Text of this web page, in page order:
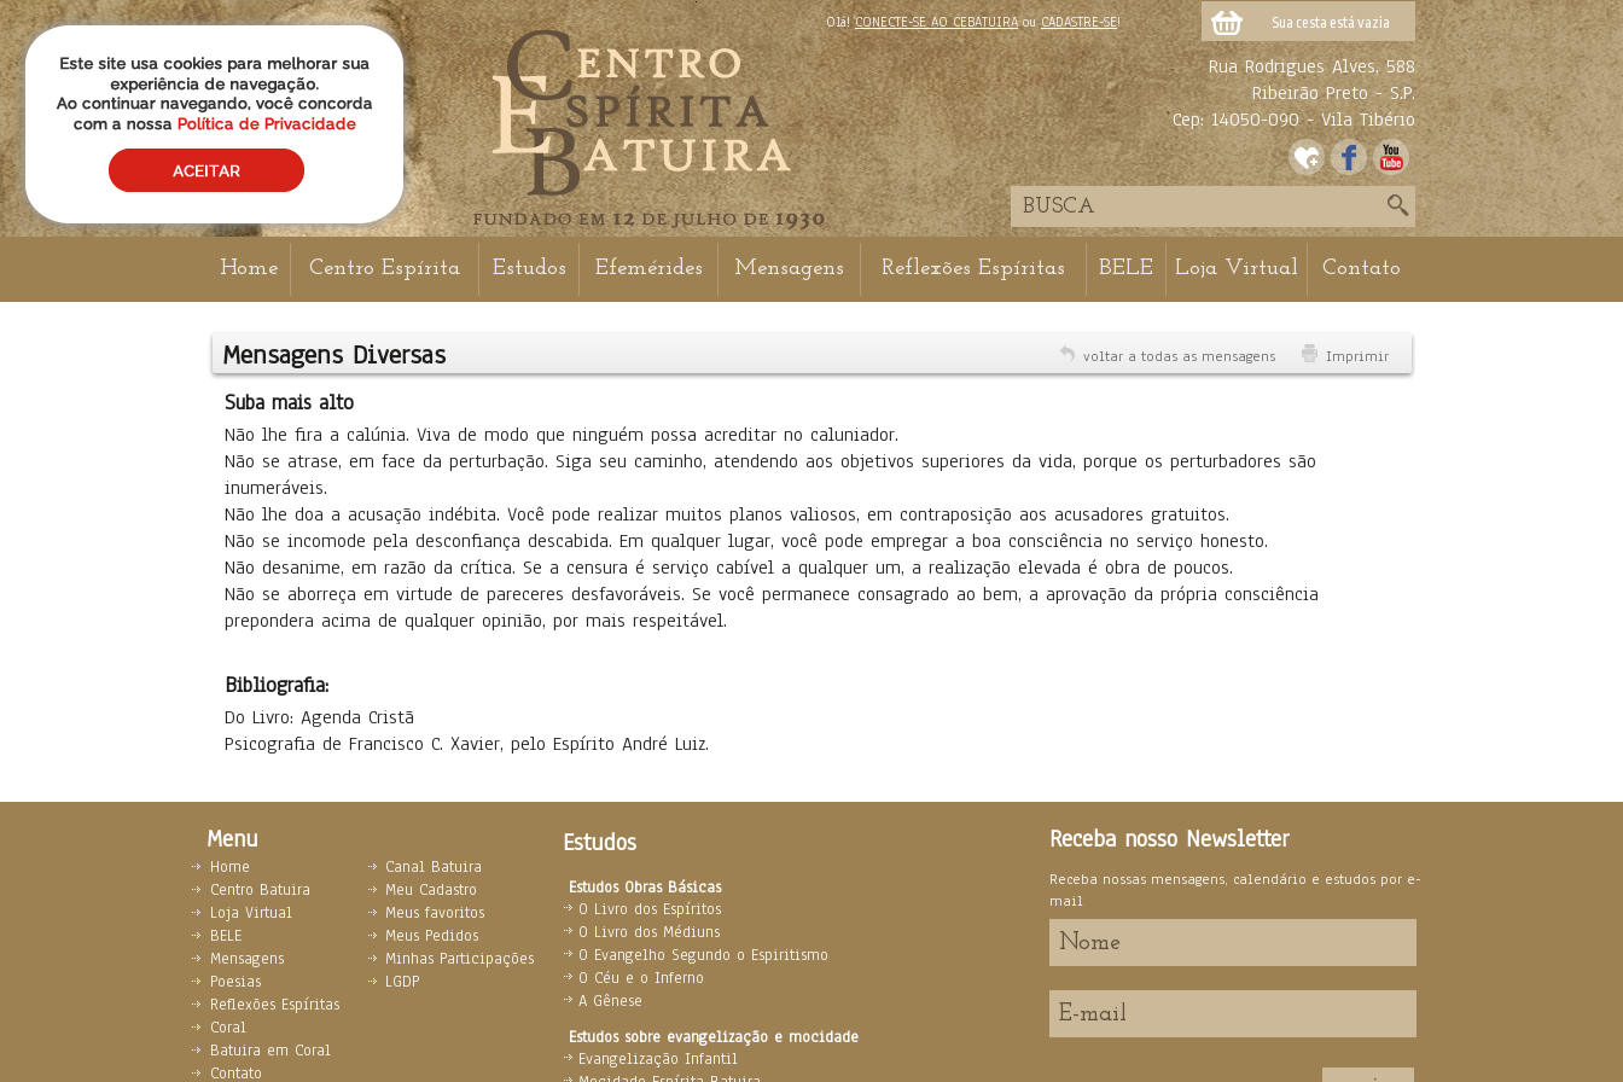
Olá!CONECTE-SE AO CEBATUIRAouCADASTRE-SE! Sua cesta está vazia
Rua Rodrigues Alves, 588
Ribeirão Preto - S.P.
Cep: 14050-090 - Vila Tibério
Home Centro Espírita Estudos Efemérides Mensagens Reflexões Espíritas BELE Loja Virtual Contato
Mensagens Diversas voltar a todas as mensagens Imprimir
Suba mais alto
Não lhe fira a calúnia. Viva de modo que ninguém possa acreditar no caluniador.
Não se atrase, em face da perturbação. Siga seu caminho, atendendo aos objetivos superiores da vida, porque os perturbadores são
inumeráveis.
Não lhe doa a acusação indébita. Você pode realizar muitos planos valiosos, em contraposição aos acusadores gratuitos.
Não se incomode pela desconfiança descabida. Em qualquer lugar, você pode empregar a boa consciência no serviço honesto.
Não desanime, em razão da crítica. Se a censura é serviço cabível a qualquer um, a realização elevada é obra de poucos.
Não se aborreça em virtude de pareceres desfavoráveis. Se você permanece consagrado ao bem, a aprovação da própria consciência
prepondera acima de qualquer opinião, por mais respeitável.
Bibliografia:
Do Livro: Agenda Cristã
Psicografia de Francisco C. Xavier, pelo Espírito André Luiz.
Menu Estudos
Estudos Obras Básicas
O Livro dos Espíritos
O Livro dos Médiuns
O Evangelho Segundo o Espiritismo
O Céu e o Inferno
A Gênese
Estudos sobre evangelização e mocidade
Evangelização Infantil
Home
Centro Batuira
Loja Virtual
BELE
Mensagens
Poesias
Reflexões Espíritas
Coral
Batuira em Coral
Contato
Canal Batuira
Meu Cadastro
Meus favoritos
Meus Pedidos
Minhas Participações
LGDP
Receba nosso Newsletter
Receba nossas mensagens, calendário e estudos por e-
mail